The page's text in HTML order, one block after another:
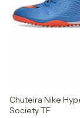
Chuteira Nike
Society TF